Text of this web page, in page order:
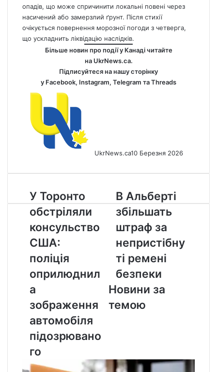
опадів, що може спричинити локальні повені через
насичений або замерзлий ґрунт. Після стихії
очікується повернення морозної погоди з четверга,
що ускладнить ліквідацію наслідків.
Більше новин про події у Канаді читайте
на UkrNews.ca.
Підписуйтеся на нашу сторінку
у Facebook, Instagram, Telegram таThreads
UkrNews.ca10 Березня 2026
У
Торонто
обстріляли
консульство
США:
поліція
оприлюднила
зображення
автомобіля
У Торонто
обстріляли
консульство
США:
поліція
оприлюднил
а
зображення
автомобіля
підозрювано
го
В
Альберті
збільшать
штраф
за
непристібнуті
ремені
безпеки
В Альберті
збільшать
штраф за
непристібну
ті ремені
безпеки
Новини за
темою